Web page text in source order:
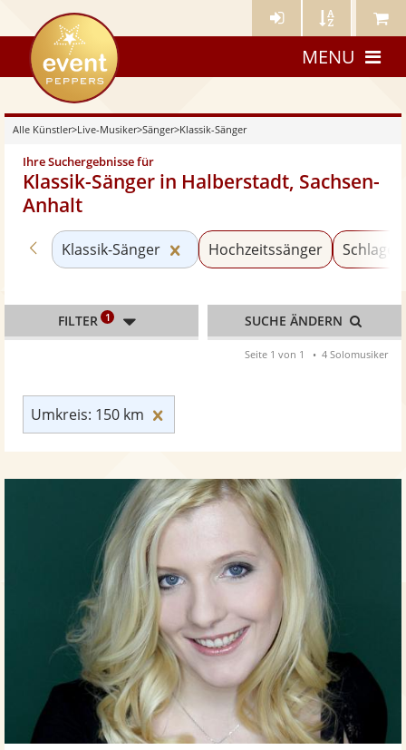
Künstler- Künstler Meine
eventpeppers
MENU
Alle Künstler>Live-Musiker>Sänger>Klassik-Sänger
Ihre Suchergebnisse für
Klassik-Sänger in Halberstadt, Sachsen-
Anhalt
Zurück zu «Sänger»
Klassik-Sänger Kategorie «Klassik-Sänger»
Hochzeitssänger
Umkreis: 150 km
FILTER 1 SUCHE ÄNDERN
Seite 1 von 1 4 Solomusiker